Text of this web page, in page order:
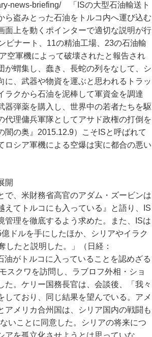
news-briefing/ 「ISの大型石油輸送ト
ら盗みとった石油をトルコ内へ運び込む
面上を動くポインターで適切な説明が行
ビナート、11の精油工場、23の石油輸
空軍機によって破壊されたと報告され
が蝟集し、蠢き、長蛇の列をなして、シ
に、武器や物資を運ぶと思われるトラッ
ラクから石油を泥棒して軍資金を調達
器弾薬を購入し、世界中の若者たちを駆
代理傭兵軍隊としてアサド政権の打倒を
闇の奥』2015.12.9）こそISと呼ばれて
ロシア軍機による空爆は実に都合の悪い
開
、米財務省高官のアダム・ズービンは
えてトルコにも入っている』と語り、IS
理を徹底するよう求めた。また、ISは
ドルを手にしたほか、シリアやイラク
たと説明した。」（日経：
がトルコに入っていることを認めざる
スクワを訪問し、ラブロフ外相・ショ
。ケリー国務長官は、会談後、「我々
ており、同じ結果を望んでいる。アメ
アメリカ合州国は、シリア国内の戦闘も
いことに同意した。シリアの将来につ
アを孤立化させようとは思っていな